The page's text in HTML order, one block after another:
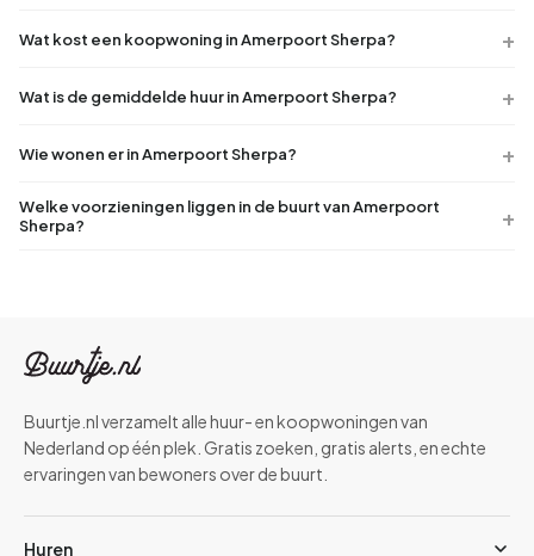
Wat kost een koopwoning in Amerpoort Sherpa?
Wat is de gemiddelde huur in Amerpoort Sherpa?
Wie wonen er in Amerpoort Sherpa?
Welke voorzieningen liggen in de buurt van Amerpoort
Sherpa?
Buurtje.nl verzamelt alle huur- en koopwoningen van
Nederland op één plek. Gratis zoeken, gratis alerts, en echte
ervaringen van bewoners over de buurt.
Huren